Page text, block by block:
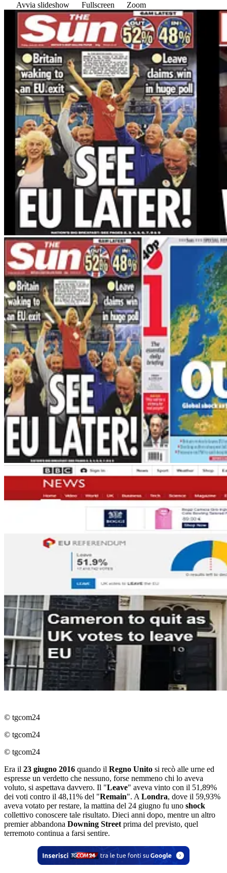
Avvia slideshow
Fullscreen Zoom
© tgcom24
© tgcom24
© tgcom24
Era il 23 giugno 2016 quando il Regno Unito si recò alle urne ed
espresse un verdetto che nessuno, forse nemmeno chi lo aveva
voluto, si aspettava davvero. Il "Leave" aveva vinto con il 51,89%
dei voti contro il 48,11% del "Remain". A Londra, dove il 59,93%
aveva votato per restare, la mattina del 24 giugno fu uno shock
collettivo conoscere tale risultato. Dieci anni dopo, mentre un altro
premier abbandona Downing Street prima del previsto, quel
terremoto continua a farsi sentire.